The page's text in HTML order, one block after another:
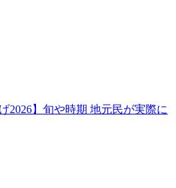
2026】旬や時期 地元民が実際に